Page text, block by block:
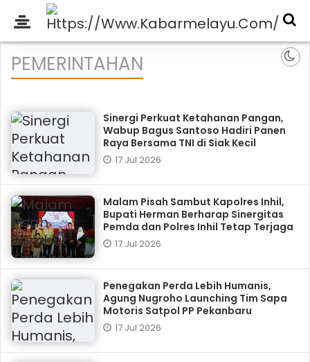
PEMERINTAHAN
Sinergi Perkuat Ketahanan Pangan,
Wabup Bagus Santoso Hadiri Panen
Raya Bersama TNI di Siak Kecil
17 Jul 2026
Malam Pisah Sambut Kapolres Inhil,
Bupati Herman Berharap Sinergitas
Pemda dan Polres Inhil Tetap Terjaga
17 Jul 2026
Penegakan Perda Lebih Humanis,
Agung Nugroho Launching Tim Sapa
Motoris Satpol PP Pekanbaru
17 Jul 2026